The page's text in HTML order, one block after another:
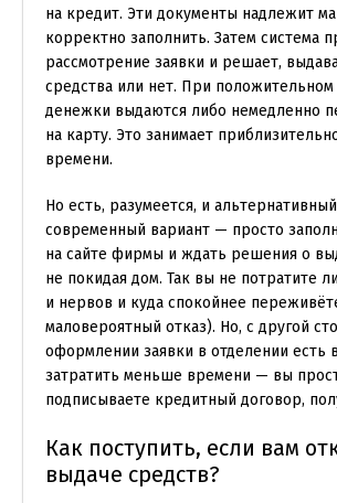
на кредит. Эти документы надлежит
корректно заполнить. Затем система
рассмотрение заявки и решает,
средства или нет. При
денежки выдаются либо немедленно
на карту. Это занимает
времени.
Но есть, разумеется, и
современный вариант — просто
на сайте фирмы и ждать решения о
не покидая дом. Так вы не потратите
и нервов и куда спокойнее
маловероятный отказ). Но, с другой
оформлении заявки в отделении есть
затратить меньше времени — вы
подписываете кредитный договор,
Как поступить, если вам
выдаче средств?